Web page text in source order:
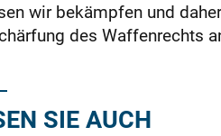
wir bekämpfen und
des Waffenrechts
SIE AUCH